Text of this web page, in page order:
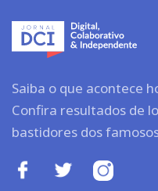
Saiba o que acontece
Confira resultados de
bastidores dos